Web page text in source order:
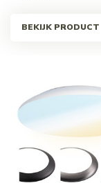
BEKIJK PRODUCT